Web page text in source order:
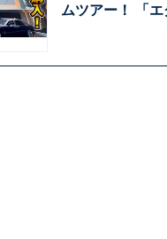
ムツアー！ 「エ